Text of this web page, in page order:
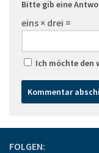
Bitte gib eine
eins × drei =
Ich möchte den
FOLGEN: